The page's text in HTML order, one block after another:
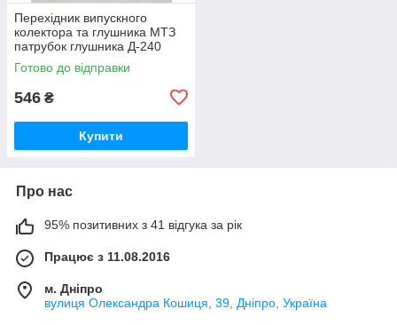
Перехідник випускного
колектора та глушника МТЗ
патрубок глушника Д-240
(вир-во Україна) 240-
1008021-Б1 / 240-1008021
Готово до відправки
546 ₴
Купити
Про нас
95% позитивних з 41 відгука за рік
Працює з 11.08.2016
м. Дніпро
вулиця Олександра Кошиця, 39, Дніпро, Україна